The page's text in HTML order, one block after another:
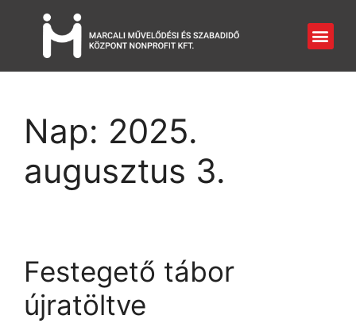
Nap: 2025.
augusztus 3.
Festegető tábor
újratöltve